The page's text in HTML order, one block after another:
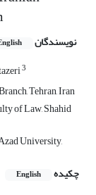
نویسندگان
3
Tehran, Iran
of Law, Shahid
University,
چکیده
English